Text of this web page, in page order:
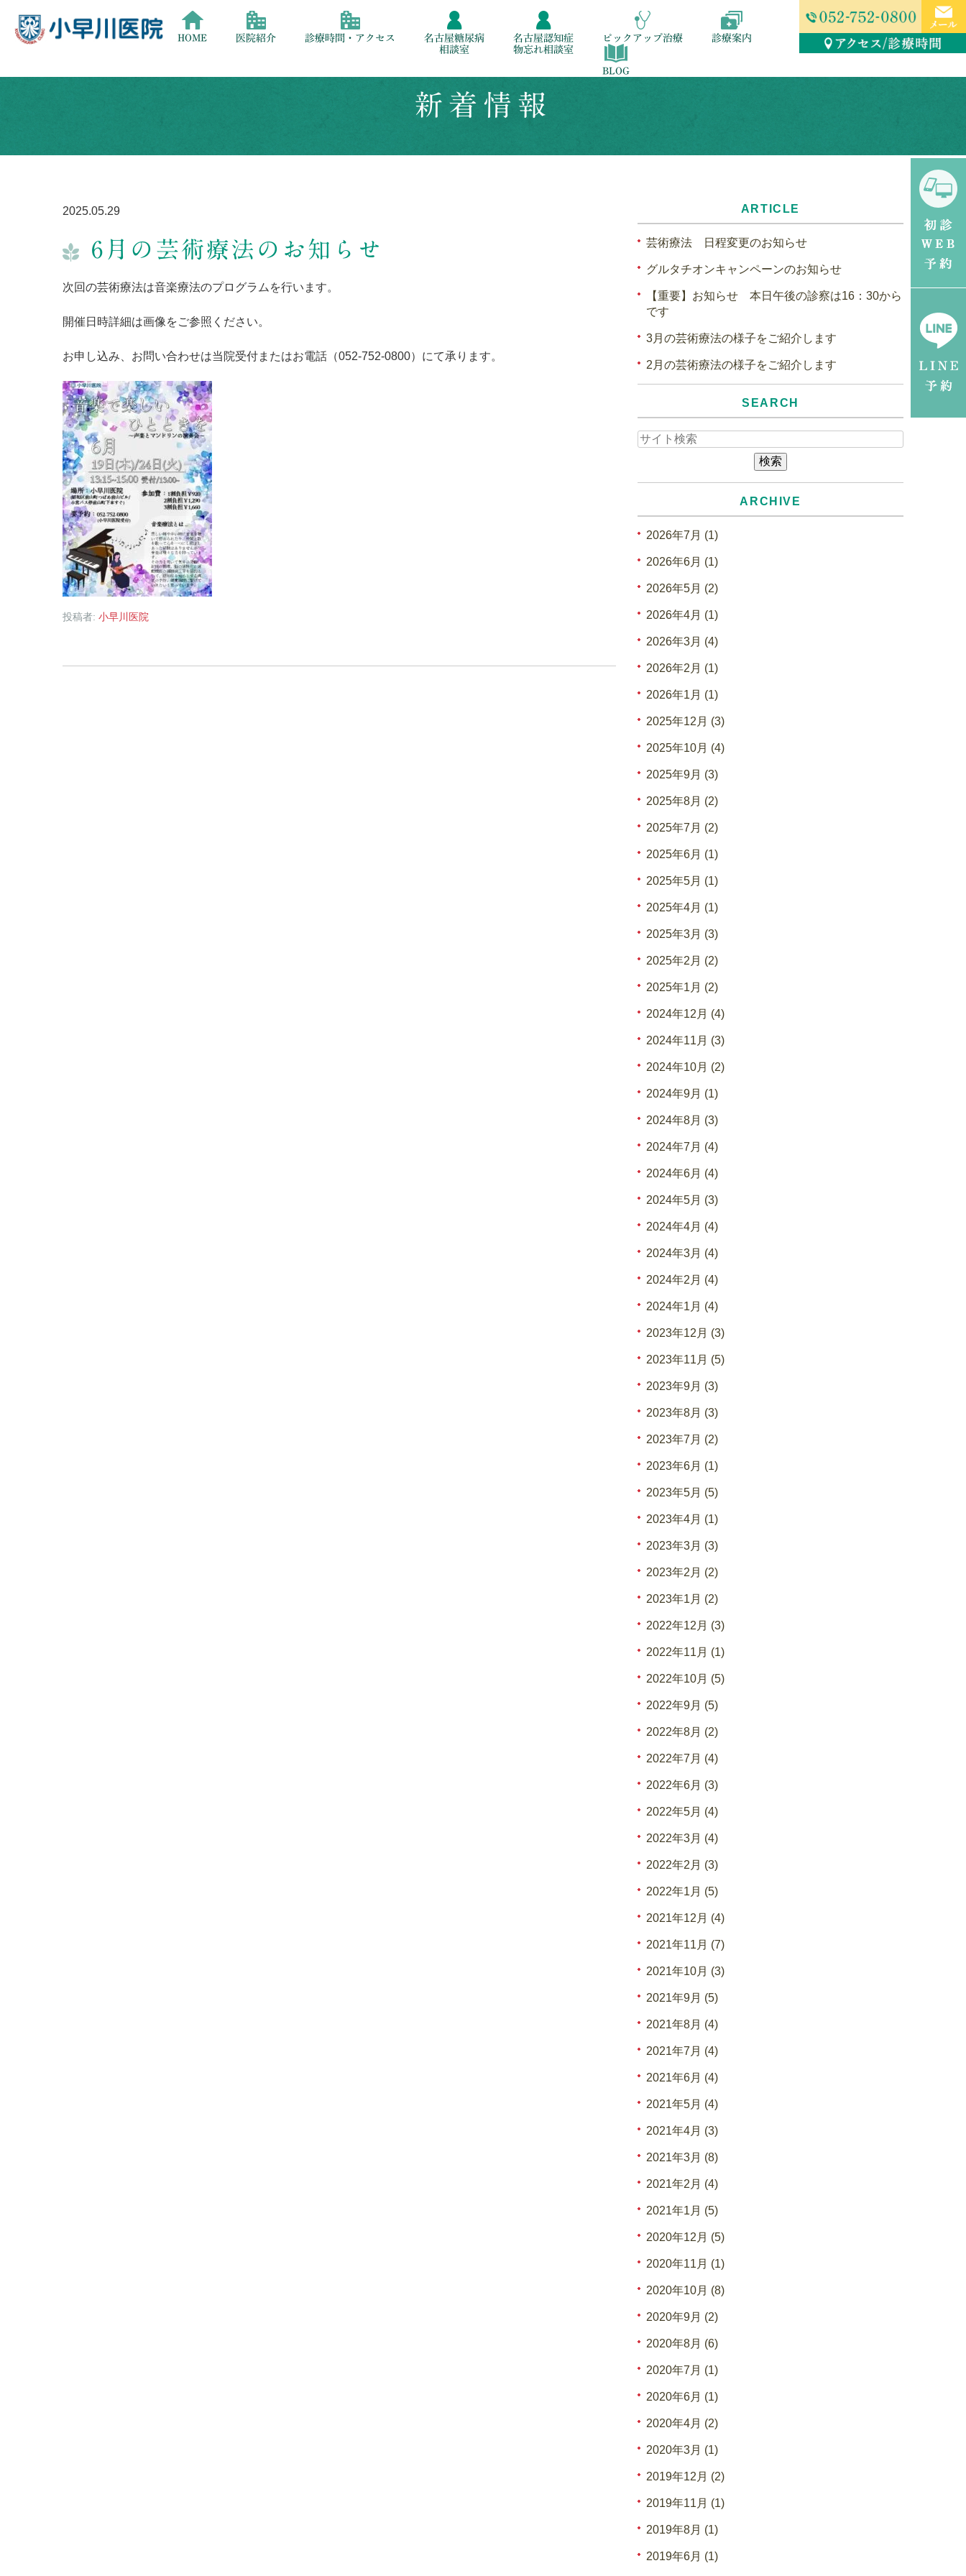
HOME 医院紹介 診療時間・アクセス
名古屋糖尿病
相談室
名古屋認知症
物忘れ相談室
ピックアップ治療 診療案内
BLOG
新着情報
2025.05.29
6月の芸術療法のお知らせ
次回の芸術療法は音楽療法のプログラムを行います。
開催日時詳細は画像をご参照ください。
お申し込み、お問い合わせは当院受付またはお電話（052-752-0800）にて承ります。
投稿者: 小早川医院
ARTICLE
芸術療法 日程変更のお知らせ
グルタチオンキャンペーンのお知らせ
【重要】お知らせ 本日午後の診察は16：30から
です
3月の芸術療法の様子をご紹介します
2月の芸術療法の様子をご紹介します
SEARCH
ARCHIVE
2026年7月 (1)
2026年6月 (1)
2026年5月 (2)
2026年4月 (1)
2026年3月 (4)
2026年2月 (1)
2026年1月 (1)
2025年12月 (3)
2025年10月 (4)
2025年9月 (3)
2025年8月 (2)
2025年7月 (2)
2025年6月 (1)
2025年5月 (1)
2025年4月 (1)
2025年3月 (3)
2025年2月 (2)
2025年1月 (2)
2024年12月 (4)
2024年11月 (3)
2024年10月 (2)
2024年9月 (1)
2024年8月 (3)
2024年7月 (4)
2024年6月 (4)
2024年5月 (3)
2024年4月 (4)
2024年3月 (4)
2024年2月 (4)
2024年1月 (4)
2023年12月 (3)
2023年11月 (5)
2023年9月 (3)
2023年8月 (3)
2023年7月 (2)
2023年6月 (1)
2023年5月 (5)
2023年4月 (1)
2023年3月 (3)
2023年2月 (2)
2023年1月 (2)
2022年12月 (3)
2022年11月 (1)
2022年10月 (5)
2022年9月 (5)
2022年8月 (2)
2022年7月 (4)
2022年6月 (3)
2022年5月 (4)
2022年3月 (4)
2022年2月 (3)
2022年1月 (5)
2021年12月 (4)
2021年11月 (7)
2021年10月 (3)
2021年9月 (5)
2021年8月 (4)
2021年7月 (4)
2021年6月 (4)
2021年5月 (4)
2021年4月 (3)
2021年3月 (8)
2021年2月 (4)
2021年1月 (5)
2020年12月 (5)
2020年11月 (1)
2020年10月 (8)
2020年9月 (2)
2020年8月 (6)
2020年7月 (1)
2020年6月 (1)
2020年4月 (2)
2020年3月 (1)
2019年12月 (2)
2019年11月 (1)
2019年8月 (1)
2019年6月 (1)